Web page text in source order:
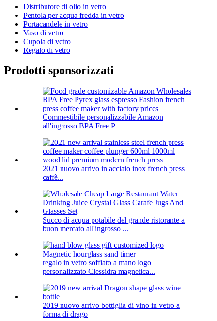
Distributore di olio in vetro
Pentola per acqua fredda in vetro
Portacandele in vetro
Vaso di vetro
Cupola di vetro
Regalo di vetro
Prodotti sponsorizzati
Commestibile personalizzabile Amazon
all'ingrosso BPA Free P...
2021 nuovo arrivo in acciaio inox french press
caffè...
Succo di acqua potabile del grande ristorante a
buon mercato all'ingrosso ...
regalo in vetro soffiato a mano logo
personalizzato Clessidra magnetica...
2019 nuovo arrivo bottiglia di vino in vetro a
forma di drago